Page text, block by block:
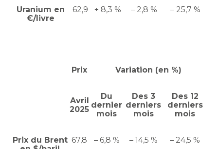
Uranium en
€/livre
62,9 + 8,3 % – 2,8 % – 25,7 %
Prix Variation (en %)
Avril
2025
Du
dernier
mois
Des 3
derniers
mois
Des 12
derniers
mois
Prix du Brent 67,8 – 6,8 % – 14,5 % – 24,5 %